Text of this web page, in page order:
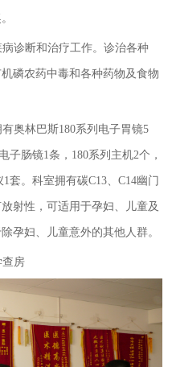
诊断和治疗工作。诊治各种
磷农药中毒和各种药物及食物
奥林巴斯180系列电子胃镜5
子肠镜1条，180系列主机2个，
套。科室拥有碳C13、C14幽门
射性，可适用于孕妇、儿童及
孕妇、儿童意外的其他人群。
房